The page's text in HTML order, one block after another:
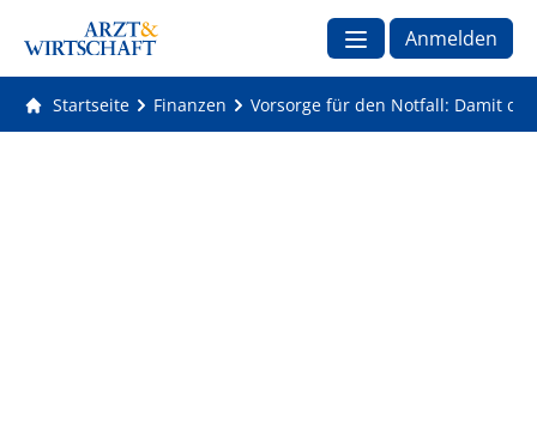
Anmelden
Startseite Finanzen Vorsorge für den Notfall: Damit